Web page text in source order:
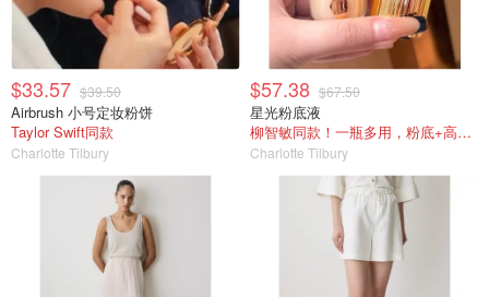
$33.57 $39.50
Airbrush 小号定妆粉饼
Taylor Swift同款
Charlotte Tilbury
$57.38 $67.50
星光粉底液
柳智敏同款！一瓶多用，粉底+高光+修容
Charlotte Tilbury